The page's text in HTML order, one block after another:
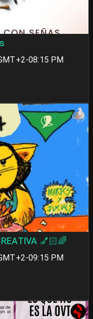
08:15 PM
💅🏻🌈
09:15 PM